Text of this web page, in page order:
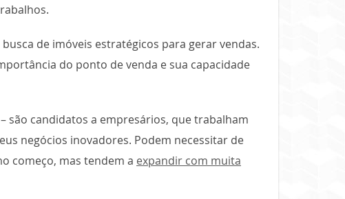
busca de imóveis estratégicos para gerar vendas.
do ponto de venda e sua capacidade
– são candidatos a empresários, que trabalham
negócios inovadores. Podem necessitar de
começo, mas tendem a expandir com muita